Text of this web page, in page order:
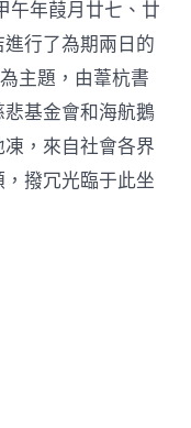
午年葭月廿七、廿
行了為期兩日的
主題，由葦杭書
基金會和海航鵝
，來自社會各界
撥冗光臨于此坐